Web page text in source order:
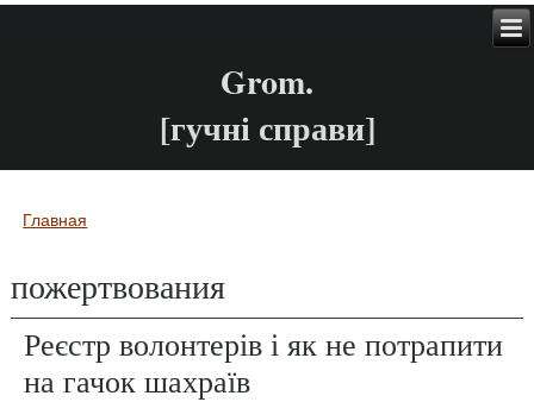
Grom.
[гучні справи]
Вы здесь
Главная
пожертвования
Реєстр волонтерів і як не потрапити
на гачок шахраїв